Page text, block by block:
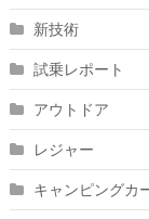
新技術
試乗レポート
アウトドア
レジャー
キャンピングカ